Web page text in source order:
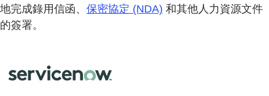
地完成錄用信函、 保密協定 (NDA) 和其他人力資源文件
的簽署。